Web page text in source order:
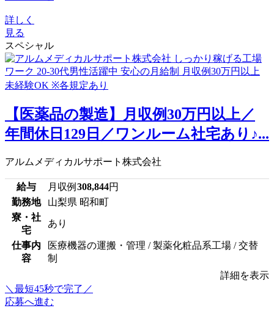
詳しく
見る
スペシャル
【医薬品の製造】月収例30万円以上／
年間休日129日／ワンルーム社宅あり♪...
アルムメディカルサポート株式会社
給与 月収例 308,844円
勤務地
山梨県 昭和町
寮・社
宅
あり
仕事内
容
医療機器の運搬・管理 / 製薬化粧品系工場 / 交替
制
詳細を表示
＼最短45秒で完了／
応募へ進む